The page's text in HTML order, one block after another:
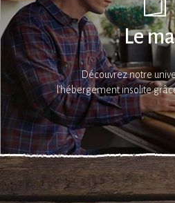
Le
Découvrez notre
l’hébergement insolite